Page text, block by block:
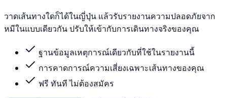
วาดเส้นทางใดก็ได้ในญี่ปุ่น แล้วรับรายงานความปลอดภัยจาก
หมีในแบบเดียวกัน ปรับให้เข้ากับการเดินทางจริงของคุณ
ฐานข้อมูลเหตุการณ์เดียวกับที่ใช้ในรายงานนี้
การคาดการณ์ความเสี่ยงเฉพาะเส้นทางของคุณ
ฟรี ทันที ไม่ต้องสมัคร